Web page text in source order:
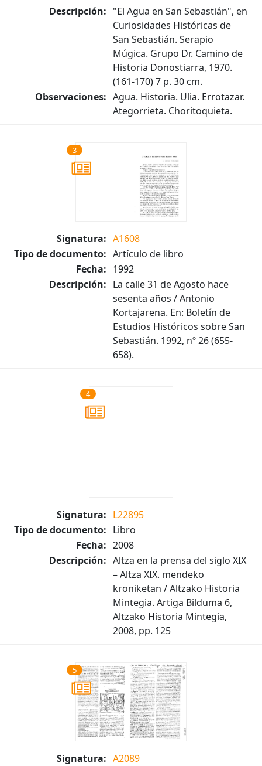
Descripción: "El Agua en San Sebastián", en
Curiosidades Históricas de
San Sebastián. Serapio
Múgica. Grupo Dr. Camino de
Historia Donostiarra, 1970.
(161-170) 7 p. 30 cm.
Observaciones: Agua. Historia. Ulia. Errotazar.
Ategorrieta. Choritoquieta.
3
Signatura: A1608
Tipo de documento: Artículo de libro
Fecha: 1992
Descripción: La calle 31 de Agosto hace
sesenta años / Antonio
Kortajarena. En: Boletín de
Estudios Históricos sobre San
Sebastián. 1992, nº 26 (655-
658).
4
Signatura: L22895
Tipo de documento: Libro
Fecha: 2008
Descripción: Altza en la prensa del siglo XIX
– Altza XIX. mendeko
kroniketan / Altzako Historia
Mintegia. Artiga Bilduma 6,
Altzako Historia Mintegia,
2008, pp. 125
5
Signatura: A2089